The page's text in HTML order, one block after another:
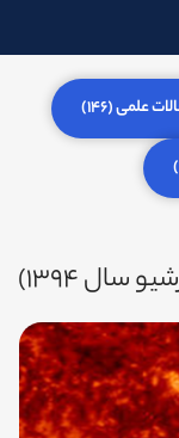
علمی (146)
سال 1394)